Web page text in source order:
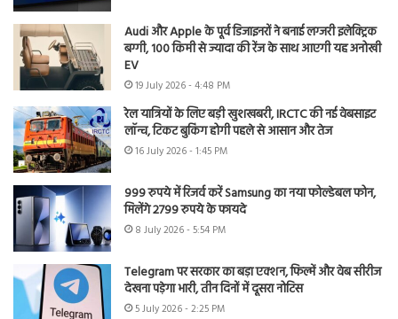
Audi और Apple के पूर्व डिजाइनरों ने बनाई लग्जरी इलेक्ट्रिक
बग्गी, 100 किमी से ज्यादा की रेंज के साथ आएगी यह अनोखी
EV
19 July 2026 - 4:48 PM
रेल यात्रियों के लिए बड़ी खुशखबरी, IRCTC की नई वेबसाइट
लॉन्च, टिकट बुकिंग होगी पहले से आसान और तेज
16 July 2026 - 1:45 PM
999 रुपये में रिजर्व करें Samsung का नया फोल्डेबल फोन,
मिलेंगे 2799 रुपये के फायदे
8 July 2026 - 5:54 PM
Telegram पर सरकार का बड़ा एक्शन, फिल्में और वेब सीरीज
देखना पड़ेगा भारी, तीन दिनों में दूसरा नोटिस
5 July 2026 - 2:25 PM